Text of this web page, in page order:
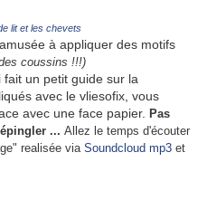
lit et les chevets
à appliquer des motifs
coussins !!!)
fait un petit guide sur la
avec le vliesofix, vous
avec une face papier. Pas
... Allez le temps d'écouter
realisée via Soundcloud mp3 et